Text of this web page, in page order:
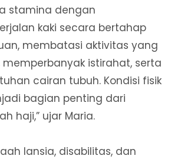
stamina dengan
kaki secara bertahap
membatasi aktivitas yang
istirahat, serta
cairan tubuh. Kondisi fisik
bagian penting dari
haji,” ujar Maria.
lansia, disabilitas, dan